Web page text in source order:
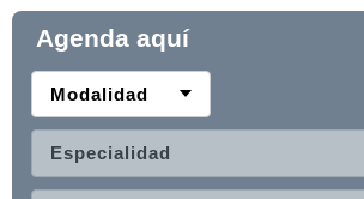
Agenda aquí
Modalidad
Especialidad